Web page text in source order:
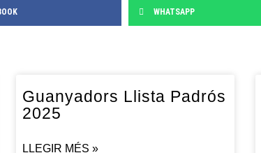
WHATSAPP
Guanyadors Llista Padrós
2025
LLEGIR MÉS »